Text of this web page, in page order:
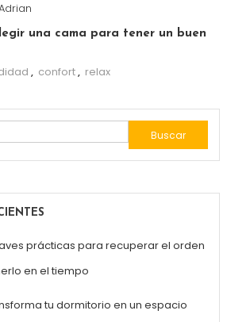
una cama para tener un buen
, confort, relax
Buscar:
prácticas para recuperar el orden
en el tiempo
tu dormitorio en un espacio